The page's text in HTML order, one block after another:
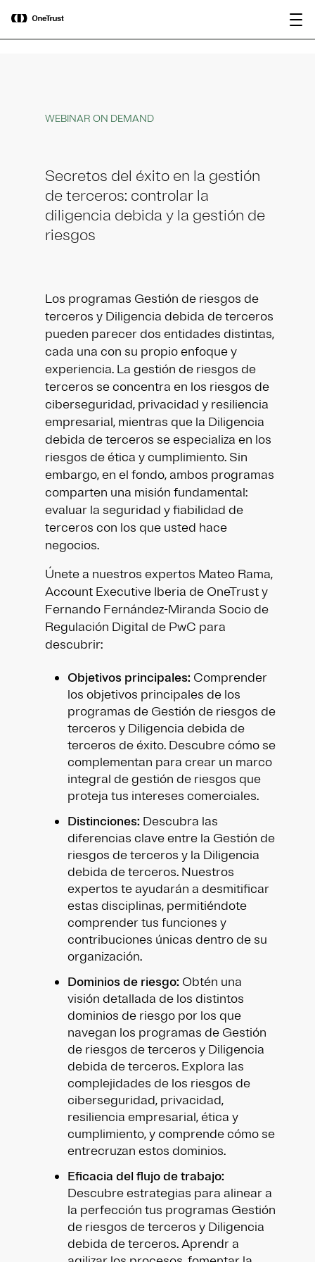
OneTrust nombrada Visionaria en el
Magic Quadrant™ de Gartner® 2026
para plataformas de gobernanza de IA.
WEBINAR ON DEMAND
Secretos del éxito en la gestión
de terceros: controlar la
diligencia debida y la gestión de
riesgos
Los programas Gestión de riesgos de
terceros y Diligencia debida de terceros
pueden parecer dos entidades distintas,
cada una con su propio enfoque y
experiencia. La gestión de riesgos de
terceros se concentra en los riesgos de
ciberseguridad, privacidad y resiliencia
empresarial, mientras que la Diligencia
debida de terceros se especializa en los
riesgos de ética y cumplimiento. Sin
embargo, en el fondo, ambos programas
comparten una misión fundamental:
evaluar la seguridad y fiabilidad de
terceros con los que usted hace
negocios.
Únete a nuestros expertos Mateo Rama,
Account Executive Iberia de OneTrust y
Fernando Fernández-Miranda Socio de
Regulación Digital de PwC para
descubrir:
Objetivos principales: Comprender
los objetivos principales de los
programas de Gestión de riesgos de
terceros y Diligencia debida de
terceros de éxito. Descubre cómo se
complementan para crear un marco
integral de gestión de riesgos que
proteja tus intereses comerciales.
Distinciones: Descubra las
diferencias clave entre la Gestión de
riesgos de terceros y la Diligencia
debida de terceros. Nuestros
expertos te ayudarán a desmitificar
estas disciplinas, permitiéndote
comprender tus funciones y
contribuciones únicas dentro de su
organización.
Dominios de riesgo: Obtén una
visión detallada de los distintos
dominios de riesgo por los que
navegan los programas de Gestión
de riesgos de terceros y Diligencia
debida de terceros. Explora las
complejidades de los riesgos de
ciberseguridad, privacidad,
resiliencia empresarial, ética y
cumplimiento, y comprende cómo se
entrecruzan estos dominios.
Eficacia del flujo de trabajo:
Descubre estrategias para alinear a
la perfección tus programas Gestión
de riesgos de terceros y Diligencia
debida de terceros. Aprendr a